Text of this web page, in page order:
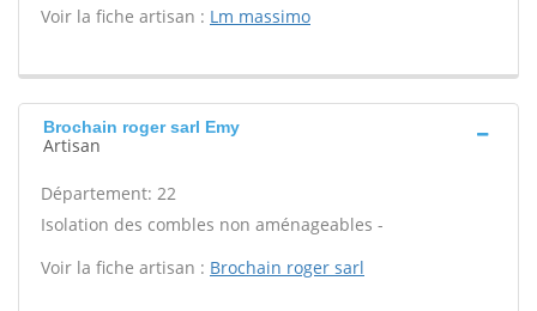
Voir la fiche artisan : Lm massimo
Brochain roger sarl Emy
Artisan
Département: 22
Isolation des combles non aménageables -
Voir la fiche artisan : Brochain roger sarl